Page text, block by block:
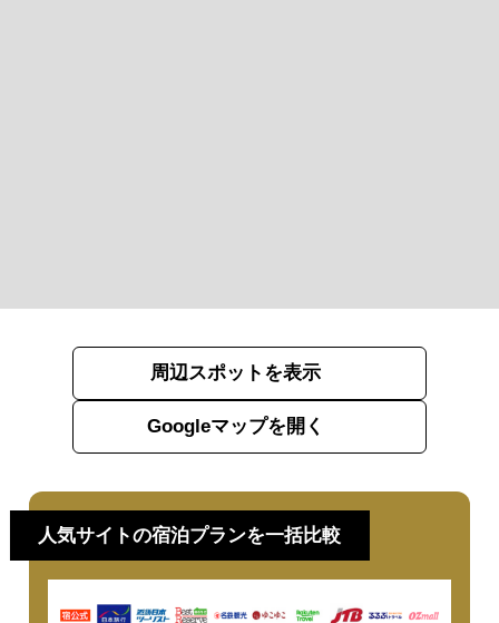
周辺スポットを表示
Googleマップを開く
人気サイトの宿泊プランを一括比較